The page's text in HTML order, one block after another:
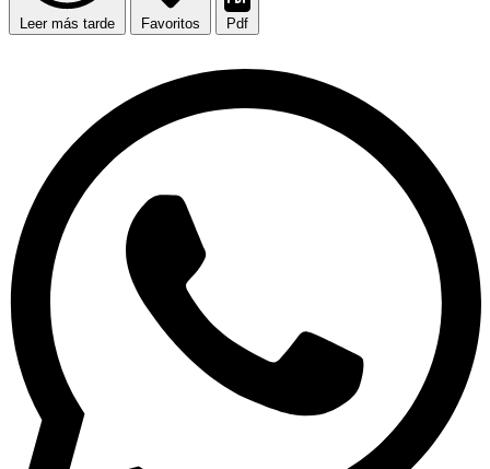
Leer más tarde Favoritos Pdf